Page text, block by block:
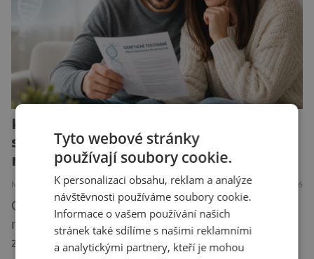
Každý 25. z nás nosí v genech
skryté riziko. Většina o něm nikdy
neuslyší
MEDICÍNA 30.7.2026
Geny jsou zvláštní archiv. Pamatují si příběhy
našich předků po tisíce generací a občas v nich
zůstane i chyba, která se tiše dědí dál. Je
Tyto webové stránky
používají soubory cookie.
K personalizaci obsahu, reklam a analýze
návštěvnosti používáme soubory cookie.
Informace o vašem používání našich
stránek také sdílíme s našimi reklamními
a analytickými partnery, kteří je mohou